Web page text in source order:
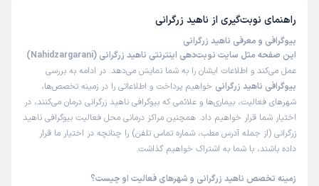
راهنمای نوبت‌گیری از ناهید زرگرانی
بیوگرافی و معرفی ناهید زرگرانی
این صفحه مثل سایت نوبت‌دهی اینترنتی ناهید زرگرانی (Nahidzargarani)
عمل می‌کند و اطلاعات ایشان را به شما نمایش می‌دهد. در ادامه به بررسی
بیوگرافی ناهید زرگرانی خواهیم پرداخت و اطلاعاتی را در زمینه تخصص‌ها،
شهرهای فعالیت، بیماری‌ها و علائمی که بیوگرافی ناهید زرگرانی درمان می‌کنند، در
اختیار شما قرار خواهیم داد. همچنین مراکز درمانی محل فعالیت بیوگرافی ناهید
زرگرانی (از جمله آدرس مطب، شماره تماس تلفن) را چنانچه در اختیار ما قرار
داده باشند، با شما به اشتراک خواهیم گذاشت.
زمینه تخصص ناهید زرگرانی و شهرهای فعالیت او چیست؟